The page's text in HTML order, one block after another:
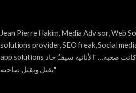
Jean Pierre Hakim, Media Advisor, Web
solutions provider, SEO freak, Social
app solutions قول الحقيقة مهما كانت صعبة… "الأنانية سيفٌ حاد
يقتل ويقتل صاحبه"